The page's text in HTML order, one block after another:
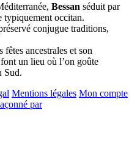
Bessan séduit par
typiquement occitan.
conjugue traditions,
fêtes ancestrales et son
un lieu où l’on goûte
Sud.
Mentions légales Mon compte
par